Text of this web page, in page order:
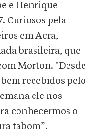
e Henrique
Curiosos pela
em Acra,
brasileira, que
Morton. "Desde
recebidos pelo
ele nos
conhecermos o
tabom”.